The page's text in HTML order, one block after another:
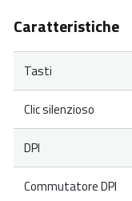
Caratteristiche
Tasti
Clic silenzioso
DPI
Commutatore DPI